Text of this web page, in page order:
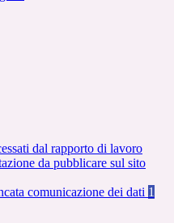
dal rapporto di lavoro
da pubblicare sul sito
comunicazione dei dati 1